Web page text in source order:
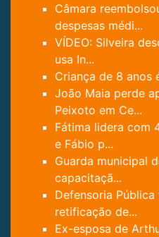
Câmara
despesas médi...
VÍDEO: Silveira
usa In...
Criança de 8 anos
João Maia perde
Peixoto em Ce...
Fátima lidera com
e Fábio p...
Guarda municipal
capacitaçã...
Defensoria
retificação de...
Ex-esposa de